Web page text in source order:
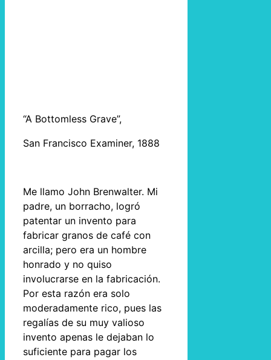
“A Bottomless Grave”,
San Francisco Examiner, 1888
Me llamo John Brenwalter. Mi
padre, un borracho, logró
patentar un invento para
fabricar granos de café con
arcilla; pero era un hombre
honrado y no quiso
involucrarse en la fabricación.
Por esta razón era solo
moderadamente rico, pues las
regalías de su muy valioso
invento apenas le dejaban lo
suficiente para pagar los